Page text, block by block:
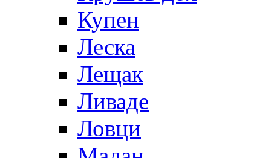
Купен
Леска
Лещак
Ливаде
Ловци